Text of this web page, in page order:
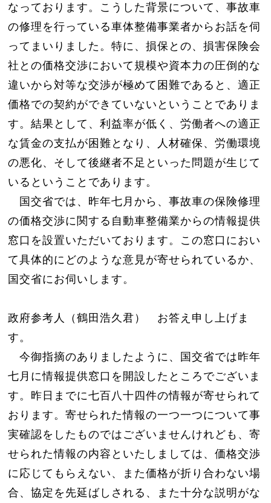
なっております。こうした背景について、事故車
の修理を行っている車体整備事業者からお話を伺
ってまいりました。特に、損保との、損害保険会
社との価格交渉において規模や資本力の圧倒的な
違いから対等な交渉が極めて困難であると、適正
価格での契約ができていないということでありま
す。結果として、利益率が低く、労働者への適正
な賃金の支払が困難となり、人材確保、労働環境
の悪化、そして後継者不足といった問題が生じて
いるということであります。
国交省では、昨年七月から、事故車の保険修理
の価格交渉に関する自動車整備業からの情報提供
窓口を設置いただいております。この窓口におい
て具体的にどのような意見が寄せられているか、
国交省にお伺いします。
政府参考人（鶴田浩久君） お答え申し上げま
す。
今御指摘のありましたように、国交省では昨年
七月に情報提供窓口を開設したところでございま
す。昨日までに七百八十四件の情報が寄せられて
おります。寄せられた情報の一つ一つについて事
実確認をしたものではございませんけれども、寄
せられた情報の内容といたしましては、価格交渉
に応じてもらえない、また価格が折り合わない場
合、協定を先延ばしされる、また十分な説明がな